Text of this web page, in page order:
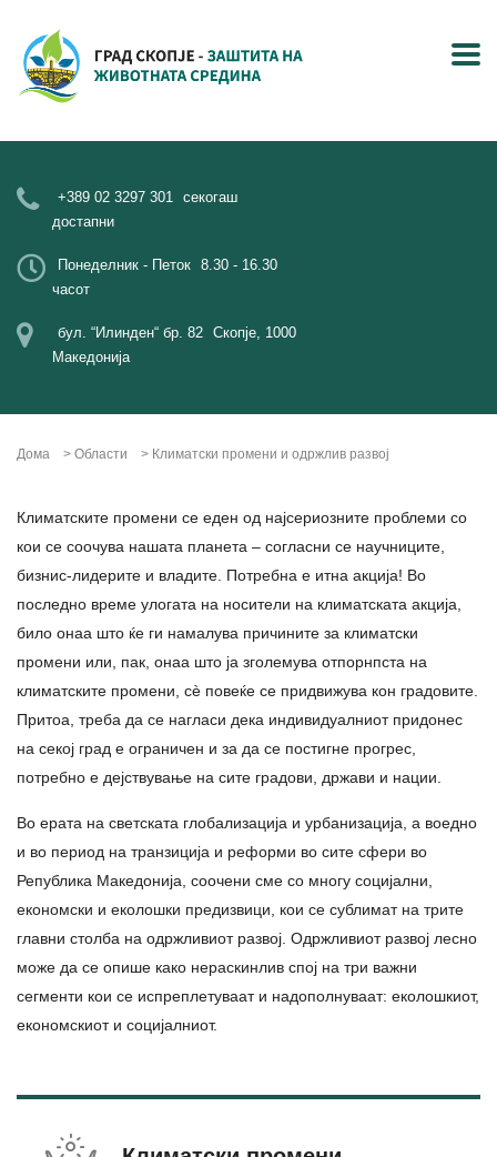
+389 02 3297 301 секогаш
достапни
Понеделник - Петок 8.30 - 16.30
часот
бул. “Илинден“ бр. 82 Скопје, 1000
Македонија
Дома > Области > Климатски промени и одржлив развој
Климатските промени се еден од најсериозните проблеми со
кои се соочува нашата планета – согласни се научниците,
бизнис-лидерите и владите. Потребна е итна акција! Во
последно време улогата на носители на климатската акција,
било онаа што ќе ги намалува причините за климатски
промени или, пак, онаа што ја зголемува отпорнпста на
климатските промени, сè повеќе се придвижува кон градовите.
Притоа, треба да се нагласи дека индивидуалниот придонес
на секој град е ограничен и за да се постигне прогрес,
потребно е дејствување на сите градови, држави и нации.
Во ерата на светската глобализација и урбанизација, а воедно
и во период на транзиција и реформи во сите сфери во
Република Македонија, соочени сме со многу социјални,
економски и еколошки предизвици, кои се сублимат на трите
главни столба на одржливиот развој. Одржливиот развој лесно
може да се опише како нераскинлив спој на три важни
сегменти кои се испреплетуваат и надополнуваат: еколошкиот,
економскиот и социјалниот.